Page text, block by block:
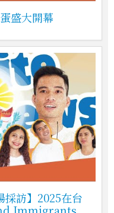
盛大開幕
訪】2025在台